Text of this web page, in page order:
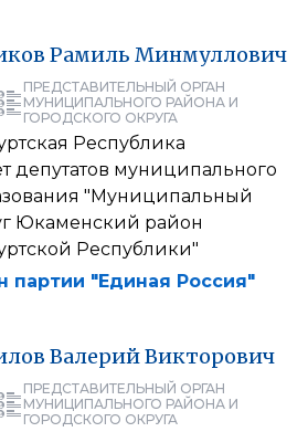
Рамиль Минмуллович
ПРЕДСТАВИТЕЛЬНЫЙ ОРГАН
МУНИЦИПАЛЬНОГО РАЙОНА И
ГОРОДСКОГО ОКРУГА
Республика
депутатов муниципального
"Муниципальный
Юкаменский район
Республики"
партии "Единая Россия"
ВалерийВикторович
ПРЕДСТАВИТЕЛЬНЫЙ ОРГАН
МУНИЦИПАЛЬНОГО РАЙОНА И
ГОРОДСКОГО ОКРУГА